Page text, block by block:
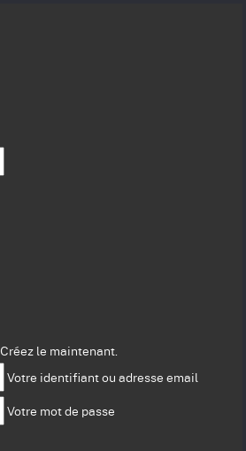
Créez le maintenant.
Votre identifiant ou adresse email
Votre mot de passe